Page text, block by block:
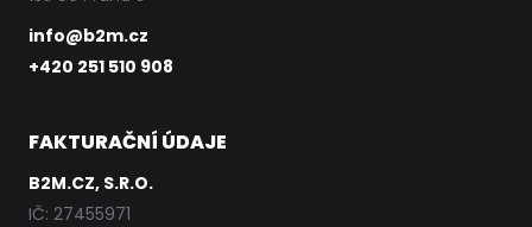
info@b2m.cz
+420 251 510 908
FAKTURAČNÍ ÚDAJE
B2M.CZ, S.R.O.
IČ: 27455971